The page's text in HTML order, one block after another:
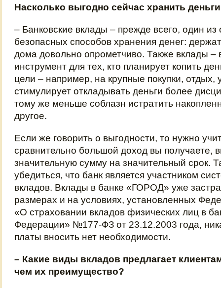
Насколько выгодно сейчас хранить
– Банковские вклады – прежде всего, один
безопасных способов хранения денег:
дома довольно опрометчиво. Также вклады –
инструмент для тех, кто планирует копить
цели – например, на крупные покупки, отдых,
стимулирует откладывать деньги более
тому же меньше соблазн истратить
другое.
Если же говорить о выгодности, то нужно
сравнительно большой доход вы получаете,
значительную сумму на значительный срок.
убедиться, что банк является участником
вкладов. Вклады в банке «ГОРОД» уже
размерах и на условиях, установленных
«О страховании вкладов физических лиц в
Федерации» №177-ФЗ от 23.12.2003 года,
платы вносить нет необходимости.
– Какие виды вкладов предлагает
чем их преимущество?